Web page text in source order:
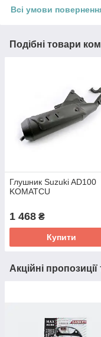
Всі умови
Подібні товари
Глушник Suzuki AD100
KOMATCU
1 468 ₴
Купити
Акційні